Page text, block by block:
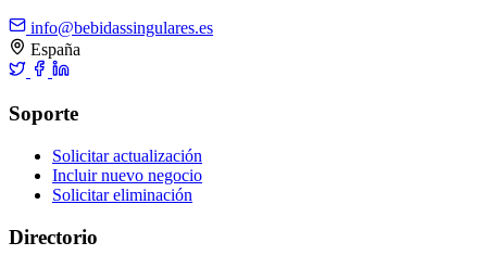
info@bebidassingulares.es
España
Soporte
Solicitar actualización
Incluir nuevo negocio
Solicitar eliminación
Directorio